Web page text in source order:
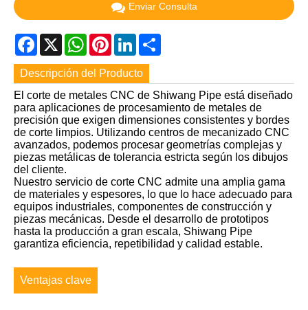
Enviar Consulta
Facebook
X WhatsApp
PinterestLinkedIn
Descripción del Producto
El corte de metales CNC de Shiwang Pipe está diseñado
para aplicaciones de procesamiento de metales de
precisión que exigen dimensiones consistentes y bordes
de corte limpios. Utilizando centros de mecanizado CNC
avanzados, podemos procesar geometrías complejas y
piezas metálicas de tolerancia estricta según los dibujos
del cliente.
Nuestro servicio de corte CNC admite una amplia gama
de materiales y espesores, lo que lo hace adecuado para
equipos industriales, componentes de construcción y
piezas mecánicas. Desde el desarrollo de prototipos
hasta la producción a gran escala, Shiwang Pipe
garantiza eficiencia, repetibilidad y calidad estable.
Ventajas clave